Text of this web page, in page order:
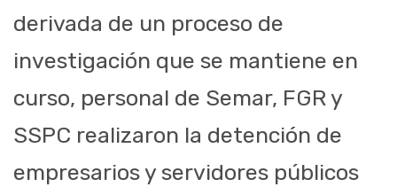
derivada de un proceso de
investigación que se mantiene en
curso, personal de Semar, FGR y
SSPC realizaron la detención de
empresarios y servidores públicos